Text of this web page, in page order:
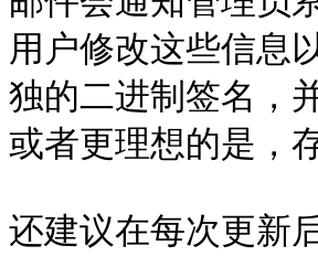
用户修改这些信息
独的二进制签名
或者更理想的是，
还建议在每次更